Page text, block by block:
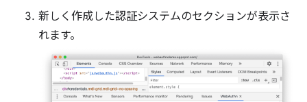
新しく作成した認証システムのセクションが表示さ
れます。